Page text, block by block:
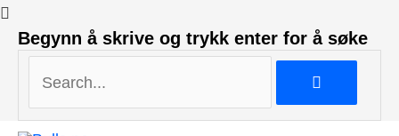
Begynn å skrive og trykk enter for å søke